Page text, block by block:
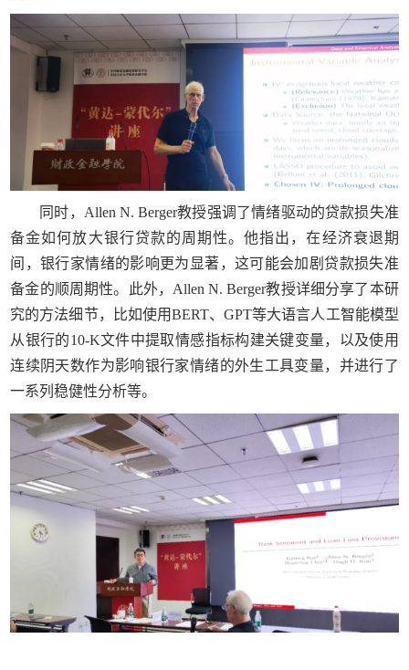
同时，Allen N. Berger教授强调了情绪驱动的贷款损失准
备金如何放大银行贷款的周期性。他指出，在经济衰退期
间，银行家情绪的影响更为显著，这可能会加剧贷款损失准
备金的顺周期性。此外，Allen N. Berger教授详细分享了本研
究的方法细节，比如使用BERT、GPT等大语言人工智能模型
从银行的10-K文件中提取情感指标构建关键变量，以及使用
连续阴天数作为影响银行家情绪的外生工具变量，并进行了
一系列稳健性分析等。